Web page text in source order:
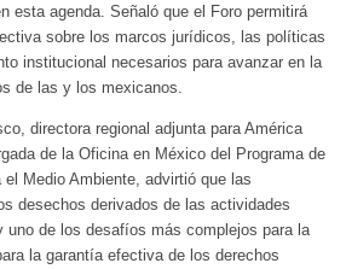
esta agenda. Señaló que el Foro permitirá
sobre los marcos jurídicos, las políticas
institucional necesarios para avanzar en la
de las y los mexicanos.
directora regional adjunta para América
de la Oficina en México del Programa de
el Medio Ambiente, advirtió que las
desechos derivados de las actividades
uno de los desafíos más complejos para la
la garantía efectiva de los derechos